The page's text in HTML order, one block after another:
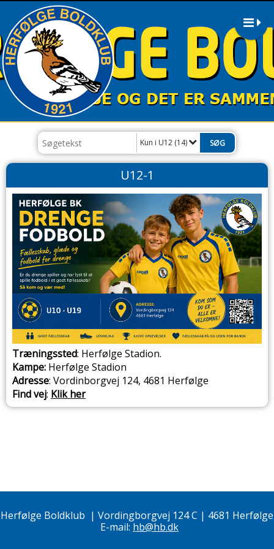
Kun i U12 (14)
U12-1
Træningssted: Herfølge Stadion.
Kampe: Herfølge Stadion
Adresse: Vordinborgvej 124, 4681 Herfølge
Find vej: Klik her
Herfølge Boldklub | Vordingborgvej 124 C | 4681 Herfølge
E-mail: hb@hb.dk